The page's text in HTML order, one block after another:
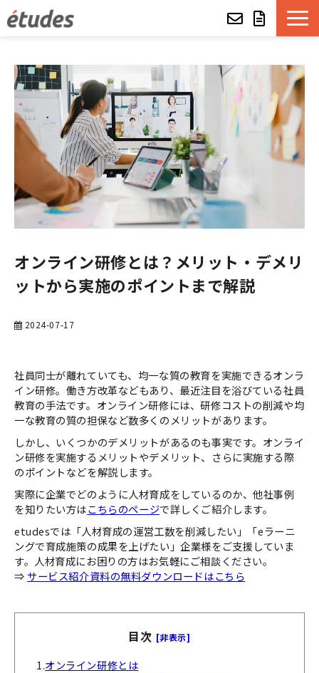
LMSの機能・特長
導入事例
eラーニング教材一覧
etudes Basket
alue e-craft
オンライン研修とは？メリット・デメリ
ットから実施のポイントまで解説
2024-07-17
社員同士が離れていても、均一な質の教育を実施できるオンラ
イン研修。働き方改革などもあり、最近注目を浴びている社員
教育の手法です。オンライン研修には、研修コストの削減や均
一な教育の質の担保など数多くのメリットがあります。
しかし、いくつかのデメリットがあるのも事実です。オンライ
ン研修を実施するメリットやデメリット、さらに実施する際
のポイントなどを解説します。
実際に企業でどのように人材育成をしているのか、他社事例
を知りたい方はこちらのページで詳しくご紹介します。
etudesでは「人材育成の運営工数を削減したい」「eラーニ
ングで育成施策の成果を上げたい」企業様をご支援していま
す。人材育成にお困りの方はお気軽にご相談ください。
⇒ サービス紹介資料の無料ダウンロードはこちら
目次 [非表示]
1.オンライン研修とは